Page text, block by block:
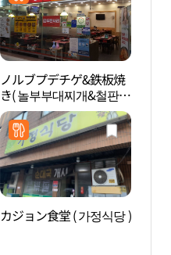
ノルブプデチゲ&鉄板焼
き( 놀부부대찌개&철판구
이 )
カジョン食堂 ( 가정식당 )